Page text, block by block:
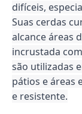
difíceis,
Suas cerdas
alcance áreas
incrustada
são utilizadas
pátios e áreas
e resistente.